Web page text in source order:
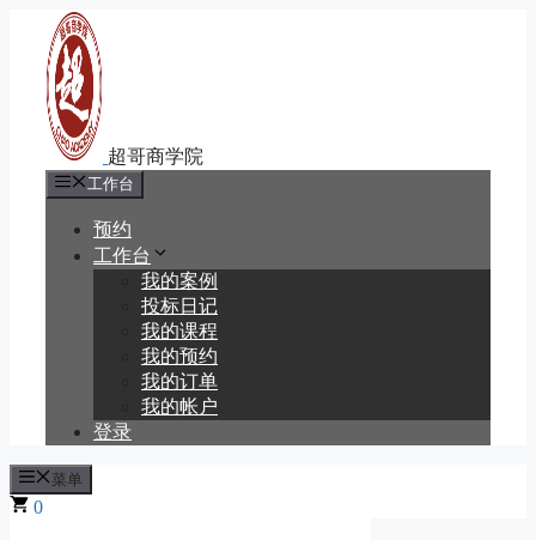
工作台
预约
工作台
我的案例
投标日记
我的课程
我的预约
我的订单
我的帐户
登录
菜单
0